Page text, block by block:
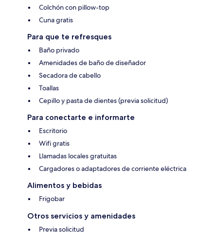
Colchón con pillow-top
Cuna gratis
Para que te refresques
Baño privado
Amenidades de baño de diseñador
Secadora de cabello
Toallas
Cepillo y pasta de dientes (previa solicitud)
Para conectarte e informarte
Escritorio
Wifi gratis
Llamadas locales gratuitas
Cargadores o adaptadores de corriente eléctrica
Alimentos y bebidas
Frigobar
Otros servicios y amenidades
Previa solicitud